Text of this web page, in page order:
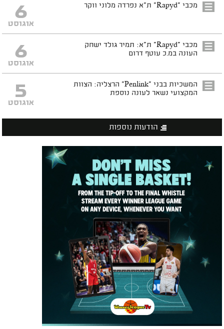
מכבי "Rapyd" ת"א נפרדה מלוני ווקר 6
אוגוסט
מכבי "Rapyd" ת"א: תמיר גולד ישחק
העונה במ.כ עוטף דרום
6
אוגוסט
המשכיות בבני "Penlink" הרצליה: הצוות
המקצועי נשאר לעונה נוספת
5
אוגוסט
הודעות נוספות